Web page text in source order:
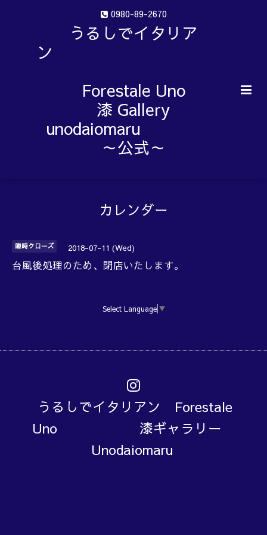
0980-89-2670
うるしでイタリア
ン
Forestale Uno
漆 Gallery
unodaiomaru
～公式～
カレンダー
臨時クローズ 2018-07-11 (Wed)
台風後処理のため、閉店いたします。
Select Language ▼
うるしでイタリアン Forestale
Uno 漆ギャラリー
Unodaiomaru